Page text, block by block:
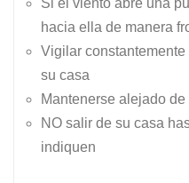
hacia ella de manera
Vigilar
su casa
Mantenerse alejado
NO salir de su casa
indiquen